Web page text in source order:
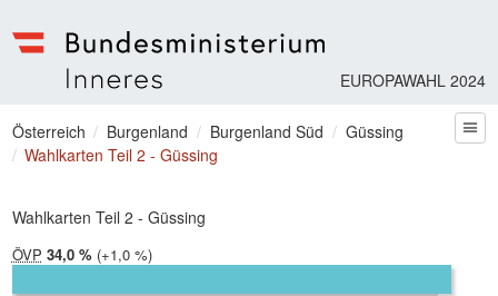
EUROPAWAHL 2024
Sie befinden sich hier
Österreich Burgenland Burgenland Süd
Güssing
Wahlkarten Teil 2 - Güssing
Wahlkarten Teil 2 - Güssing
ÖVP 2024:
34,0 %
2019:
33,0 %
Differenz:
+1,0 %